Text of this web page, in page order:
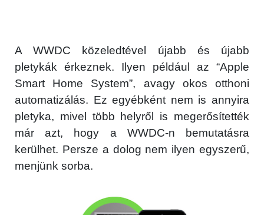
A WWDC közeledtével újabb és újabb
pletykák érkeznek. Ilyen például az “Apple
Smart Home System”, avagy okos otthoni
automatizálás. Ez egyébként nem is annyira
pletyka, mivel több helyről is megerősítették
már azt, hogy a WWDC-n bemutatásra
kerülhet. Persze a dolog nem ilyen egyszerű,
menjünk sorba.